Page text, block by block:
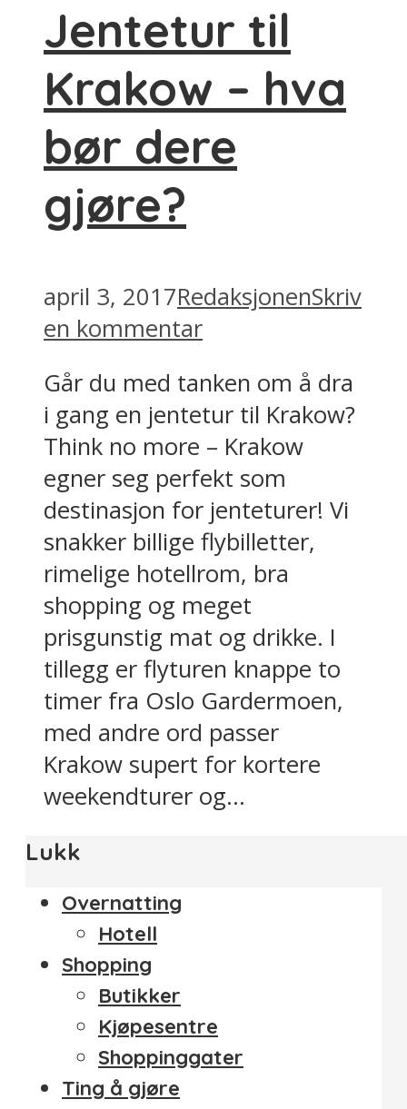
Jentetur til
Krakow – hva
bør dere
gjøre?
april 3, 2017RedaksjonenSkriv
en kommentar
Går du med tanken om å dra
i gang en jentetur til Krakow?
Think no more – Krakow
egner seg perfekt som
destinasjon for jenteturer! Vi
snakker billige flybilletter,
rimelige hotellrom, bra
shopping og meget
prisgunstig mat og drikke. I
tillegg er flyturen knappe to
timer fra Oslo Gardermoen,
med andre ord passer
Krakow supert for kortere
weekendturer og...
Lukk
Overnatting
Hotell
Shopping
Butikker
Kjøpesentre
Shoppinggater
Ting å gjøre